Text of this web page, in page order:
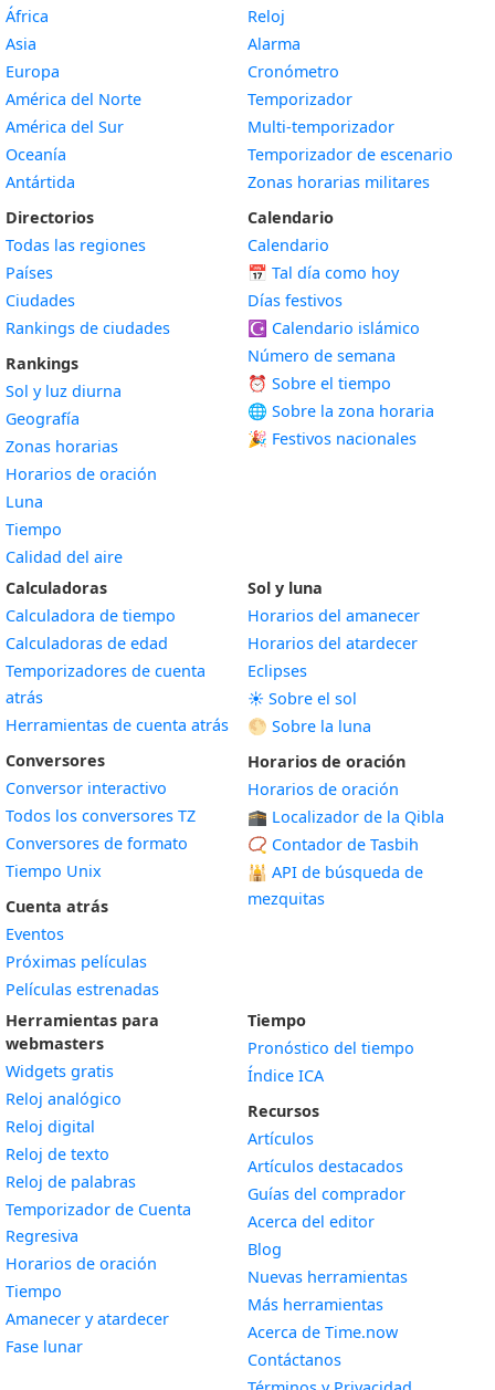
África
Asia
Europa
América del Norte
América del Sur
Oceanía
Antártida
Directorios
Todas las regiones
Países
Ciudades
Rankings de ciudades
Rankings
Sol y luz diurna
Geografía
Zonas horarias
Horarios de oración
Luna
Tiempo
Calidad del aire
Reloj
Alarma
Cronómetro
Temporizador
Multi-temporizador
Temporizador de escenario
Zonas horarias militares
Calendario
Calendario
📅 Tal día como hoy
Días festivos
☪️ Calendario islámico
Número de semana
⏰ Sobre el tiempo
🌐 Sobre la zona horaria
🎉 Festivos nacionales
Calculadoras
Calculadora de tiempo
Calculadoras de edad
Temporizadores de cuenta
atrás
Herramientas de cuenta atrás
Conversores
Conversor interactivo
Todos los conversores TZ
Conversores de formato
Tiempo Unix
Cuenta atrás
Eventos
Próximas películas
Películas estrenadas
Sol y luna
Horarios del amanecer
Horarios del atardecer
Eclipses
☀️ Sobre el sol
🌕 Sobre la luna
Horarios de oración
Horarios de oración
🕋 Localizador de la Qibla
📿 Contador de Tasbih
🕌 API de búsqueda de
mezquitas
Herramientas para
webmasters
Widgets gratis
Reloj analógico
Reloj digital
Reloj de texto
Reloj de palabras
Temporizador de Cuenta
Regresiva
Horarios de oración
Tiempo
Amanecer y atardecerWidget
Fase lunarWidget
Tiempo
Pronóstico del tiempo
Índice ICA
Recursos
Artículos
Artículos destacados
Guías del comprador
Acerca del editor
Blog
Nuevas herramientas
Más herramientas
Acerca de Time.now
Contáctanos